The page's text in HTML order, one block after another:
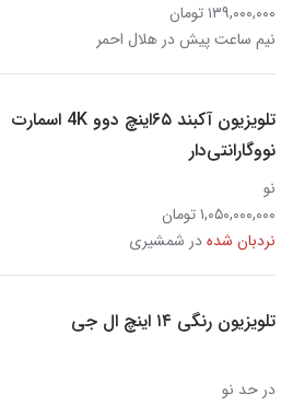
۱۳۹,۰۰۰,۰۰۰ تومان
نیم ساعت پیش در هلال احمر
تلویزیون آکبند ۶۵اینچ دوو 4K اسمارت
نووگارانتی‌دار
نو
۱,۰۵۰,۰۰۰,۰۰۰ تومان
نردبان شدهدر شمشیری
تلویزیون رنگی ۱۴ اینچ ال جی
در حد نو